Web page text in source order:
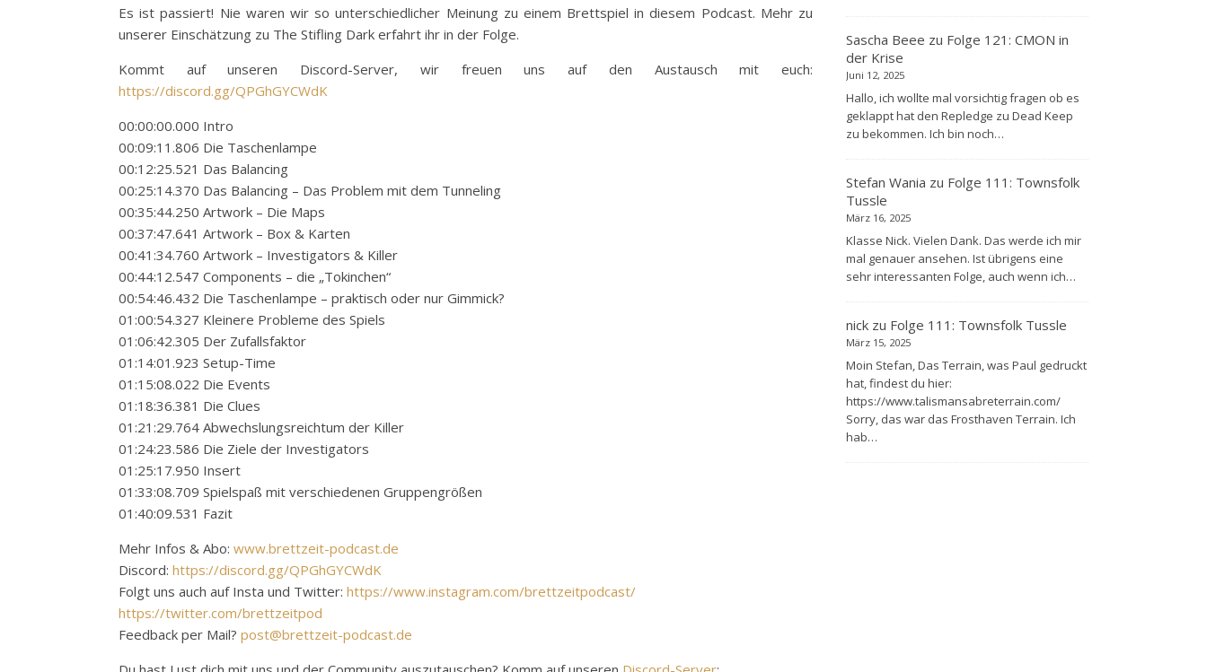
Es ist passiert! Nie waren wir so unterschiedlicher Meinung zu einem Brettspiel in diesem Podcast. Mehr zu
unserer Einschätzung zu The Stifling Dark erfahrt ihr in der Folge.
Kommt auf unseren Discord-Server, wir freuen uns auf den Austausch mit euch:
https://discord.gg/QPGhGYCWdK
00:00:00.000 Intro
00:09:11.806 Die Taschenlampe
00:12:25.521 Das Balancing
00:25:14.370 Das Balancing – Das Problem mit dem Tunneling
00:35:44.250 Artwork – Die Maps
00:37:47.641 Artwork – Box & Karten
00:41:34.760 Artwork – Investigators & Killer
00:44:12.547 Components – die „Tokinchen“
00:54:46.432 Die Taschenlampe – praktisch oder nur Gimmick?
01:00:54.327 Kleinere Probleme des Spiels
01:06:42.305 Der Zufallsfaktor
01:14:01.923 Setup-Time
01:15:08.022 Die Events
01:18:36.381 Die Clues
01:21:29.764 Abwechslungsreichtum der Killer
01:24:23.586 Die Ziele der Investigators
01:25:17.950 Insert
01:33:08.709 Spielspaß mit verschiedenen Gruppengrößen
01:40:09.531 Fazit
Mehr Infos & Abo: www.brettzeit-podcast.de
Discord: https://discord.gg/QPGhGYCWdK
Folgt uns auch auf Insta und Twitter: https://www.instagram.com/brettzeitpodcast/
https://twitter.com/brettzeitpod
Feedback per Mail? post@brettzeit-podcast.de
Sascha Beee zu Folge 121: CMON in
der Krise
Juni 12, 2025
Hallo, ich wollte mal vorsichtig fragen ob es
geklappt hat den Repledge zu Dead Keep
zu bekommen. Ich bin noch…
Stefan Wania zu Folge 111: Townsfolk
Tussle
März 16, 2025
Klasse Nick. Vielen Dank. Das werde ich mir
mal genauer ansehen. Ist übrigens eine
sehr interessanten Folge, auch wenn ich…
nick zu Folge 111: Townsfolk Tussle
März 15, 2025
Moin Stefan, Das Terrain, was Paul gedruckt
hat, findest du hier:
https://www.talismansabreterrain.com/
Sorry, das war das Frosthaven Terrain. Ich
hab…